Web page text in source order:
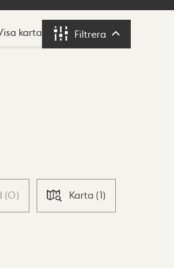
karta Filtrera Filtrera
(0) Karta (1)